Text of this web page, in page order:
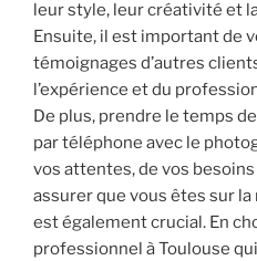
leur style, leur créativité et
Ensuite, il est important de
témoignages d’autres
l’expérience et du
De plus, prendre le temps
par téléphone avec le
vos attentes, de vos
assurer que vous êtes sur la
est également crucial. En
professionnel à Toulouse